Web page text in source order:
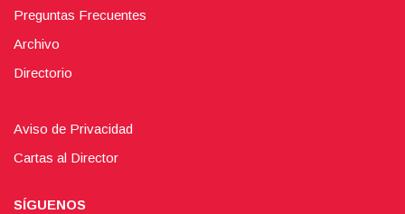
Preguntas Frecuentes
Archivo
Directorio
Aviso de Privacidad
Cartas al Director
SÍGUENOS